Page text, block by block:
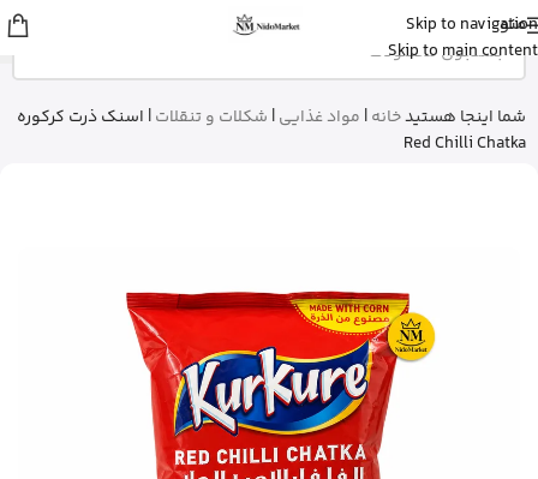
Skip to navigation
Skip to main content
منو
شما اینجا هستیدخانه| مواد غذایی| شکلات و تنقلات| اسنک ذرت کرکوره
Red Chilli Chatka
مهرنوشاز تهران
کلروفیل مایع ناو نعنایی رو خرید کرد